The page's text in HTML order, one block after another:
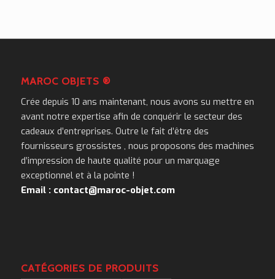
MAROC OBJETS ®
Crée depuis 10 ans maintenant, nous avons su mettre en
avant notre expertise afin de conquérir le secteur des
cadeaux d’entreprises. Outre le fait d’être des
fournisseurs grossistes , nous proposons des machines
d’impression de haute qualité pour un marquage
exceptionnel et à la pointe !
Email : contact@maroc-objet.com
CATÉGORIES DE PRODUITS